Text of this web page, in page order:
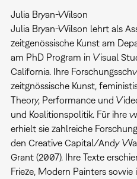
Julia Bryan-Wilson
Julia Bryan-Wilson lehrt als
zeitgenössische Kunst am
am PhD Program in Visual
California. Ihre
zeitgnössische Kunst,
Theory, Performance und
und Koalitionspolitik. Für ihre
erhielt sie zahlreiche
den Creative Capital/Andy
Grant (2007). Ihre Texte
Frieze, Modern Painters